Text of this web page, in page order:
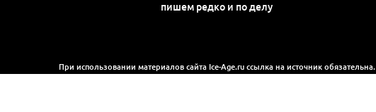
пишем редко и по делу
При использовании материалов сайта Ice-Age.ru ссылка на источник обязательна.